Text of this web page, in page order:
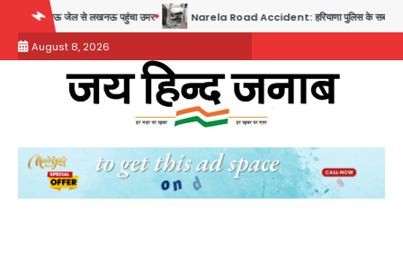
content
पहुंचा उमर Narela Road Accident: हरियाणा पुलिस के सब-इंस्पेक्टर के बेटे ने मर्सिडीज से मारी
August 8, 2026